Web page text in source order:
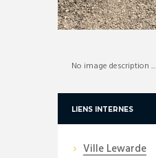
No image description ...
LIENS INTERNES
Ville Lewarde